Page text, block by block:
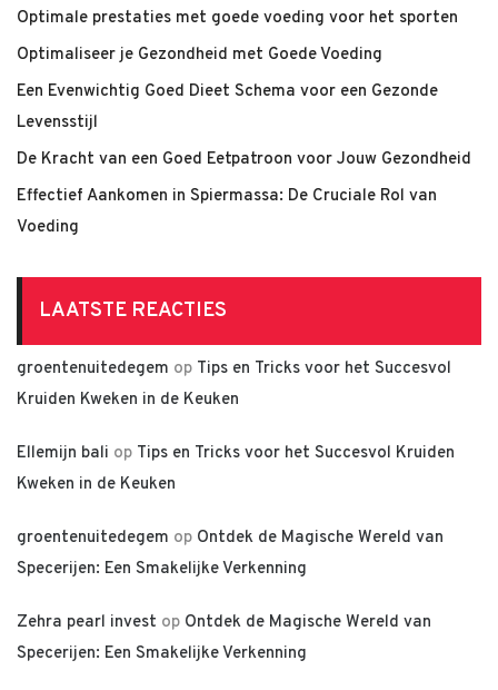
Optimale prestaties met goede voeding voor het sporten
Optimaliseer je Gezondheid met Goede Voeding
Een Evenwichtig Goed Dieet Schema voor een Gezonde
Levensstijl
De Kracht van een Goed Eetpatroon voor Jouw Gezondheid
Effectief Aankomen in Spiermassa: De Cruciale Rol van
Voeding
LAATSTE REACTIES
groentenuitedegem op Tips en Tricks voor het Succesvol
Kruiden Kweken in de Keuken
Ellemijn bali op Tips en Tricks voor het Succesvol Kruiden
Kweken in de Keuken
groentenuitedegem op Ontdek de Magische Wereld van
Specerijen: Een Smakelijke Verkenning
Zehra pearl invest op Ontdek de Magische Wereld van
Specerijen: Een Smakelijke Verkenning